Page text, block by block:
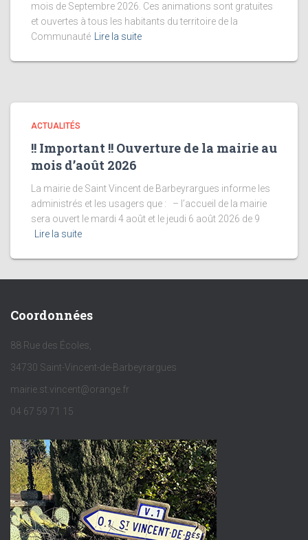
mois de Septembre 2026. Ces animations sont gratuites
et ouvertes à tous les habitants du territoire de la
Communauté
Lire la suite
ACTUALITÉS
!! Important !! Ouverture de la mairie au
mois d’août 2026
La mairie de Saint Vincent de Barbeyrargues informe les
administrés et les usagers que : – l’accueil de la mairie
sera ouvert le mardi 4 août et le jeudi 6 août 2026 de 9
Lire la suite
Coordonnées
88 Rue des Écoles,
34730 Saint-Vincent-de-Barbeyrargues
mairie.st.vincent@orange.fr
04 67 59 71 15